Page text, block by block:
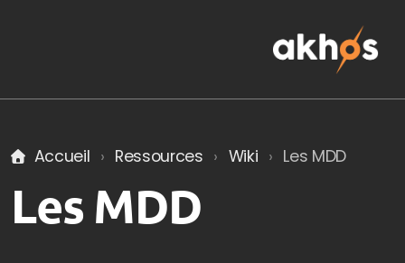
Accueil Ressources Wiki Les MDD
Les MDD
Nos engagements RSE